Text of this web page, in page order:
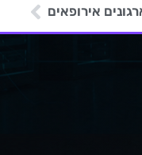
אירופאים